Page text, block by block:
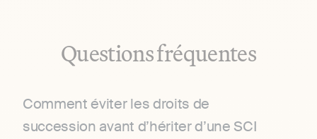
Questions fréquentes
Comment éviter les droits de
succession avant d’hériter d’une SCI